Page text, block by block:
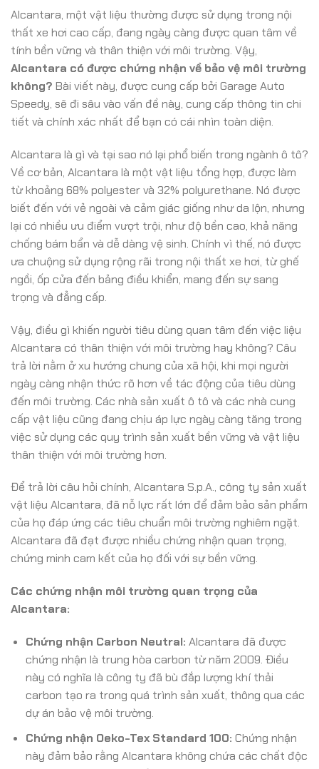
Alcantara, một vật liệu thường được sử dụng trong nội
thất xe hơi cao cấp, đang ngày càng được quan tâm về
tính bền vững và thân thiện với môi trường. Vậy,
Alcantara có được chứng nhận về bảo vệ môi trường
không? Bài viết này, được cung cấp bởi Garage Auto
Speedy, sẽ đi sâu vào vấn đề này, cung cấp thông tin chi
tiết và chính xác nhất để bạn có cái nhìn toàn diện.
Alcantara là gì và tại sao nó lại phổ biến trong ngành ô tô?
Về cơ bản, Alcantara là một vật liệu tổng hợp, được làm
từ khoảng 68% polyester và 32% polyurethane. Nó được
biết đến với vẻ ngoài và cảm giác giống như da lộn, nhưng
lại có nhiều ưu điểm vượt trội, như độ bền cao, khả năng
chống bám bẩn và dễ dàng vệ sinh. Chính vì thế, nó được
ưa chuộng sử dụng rộng rãi trong nội thất xe hơi, từ ghế
ngồi, ốp cửa đến bảng điều khiển, mang đến sự sang
trọng và đẳng cấp.
Vậy, điều gì khiến người tiêu dùng quan tâm đến việc liệu
Alcantara có thân thiện với môi trường hay không? Câu
trả lời nằm ở xu hướng chung của xã hội, khi mọi người
ngày càng nhận thức rõ hơn về tác động của tiêu dùng
đến môi trường. Các nhà sản xuất ô tô và các nhà cung
cấp vật liệu cũng đang chịu áp lực ngày càng tăng trong
việc sử dụng các quy trình sản xuất bền vững và vật liệu
thân thiện với môi trường hơn.
Để trả lời câu hỏi chính, Alcantara S.p.A., công ty sản xuất
vật liệu Alcantara, đã nỗ lực rất lớn để đảm bảo sản phẩm
của họ đáp ứng các tiêu chuẩn môi trường nghiêm ngặt.
Alcantara đã đạt được nhiều chứng nhận quan trọng,
chứng minh cam kết của họ đối với sự bền vững.
Các chứng nhận môi trường quan trọng của
Alcantara:
Chứng nhận Carbon Neutral: Alcantara đã được
chứng nhận là trung hòa carbon từ năm 2009. Điều
này có nghĩa là công ty đã bù đắp lượng khí thải
carbon tạo ra trong quá trình sản xuất, thông qua các
dự án bảo vệ môi trường.
Chứng nhận Oeko-Tex Standard 100: Chứng nhận
này đảm bảo rằng Alcantara không chứa các chất độc